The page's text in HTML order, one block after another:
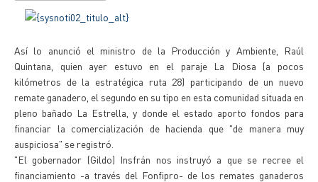
Así lo anunció el ministro de la Producción y Ambiente, Raúl
Quintana, quien ayer estuvo en el paraje La Diosa (a pocos
kilómetros de la estratégica ruta 28) participando de un nuevo
remate ganadero, el segundo en su tipo en esta comunidad situada en
pleno bañado La Estrella, y donde el estado aporto fondos para
financiar la comercialización de hacienda que "de manera muy
auspiciosa" se registró.
"El gobernador (Gildo) Insfrán nos instruyó a que se recree el
financiamiento -a través del Fonfipro- de los remates ganaderos